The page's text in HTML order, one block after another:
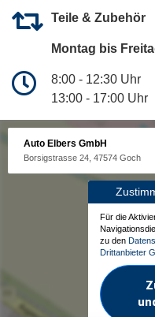
Teile & Zubehör
Montag bis
8:00 - 12:30 Uhr
13:00 - 17:00 Uhr
Auto Elbers GmbH
Borsigstrasse 24, 47574 Goch
Für die
zu den
Drittanbieter